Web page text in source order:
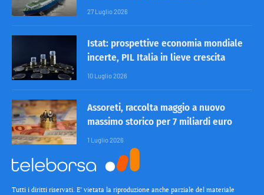
27 Luglio 2026
Istat: prospettive economia mondiale
incerte, PIL Italia in lieve crescita
10 Luglio 2026
Assoreti, raccolta maggio a nuovo
massimo storico per 7 miliardi euro
1 Luglio 2026
Tutti i diritti riservati. E’ vietata la riproduzione anche parziale del materiale